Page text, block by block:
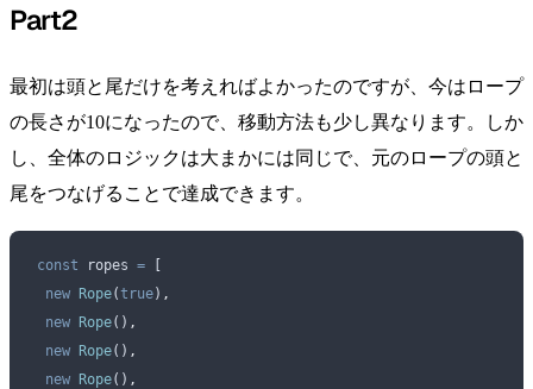
Part2
最初は頭と尾だけを考えればよかったのですが、今はロープ
の長さが10になったので、移動方法も少し異なります。しか
し、全体のロジックは大まかには同じで、元のロープの頭と
尾をつなげることで達成できます。
const ropes = [
  new
Rope(true) ,
  new
Rope() ,
  new
Rope() ,
  new
Rope() ,